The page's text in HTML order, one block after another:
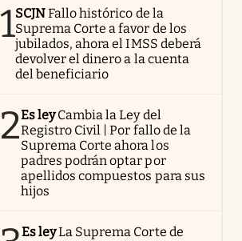
1SCJNFallo histórico de la
Suprema Corte a favor de los
jubilados, ahora el IMSS deberá
devolver el dinero a la cuenta
del beneficiario
2Es ley Cambia la Ley del
Registro Civil | Por fallo de la
Suprema Corte ahora los
padres podrán optar por
apellidos compuestos para sus
hijos
Es leyLa Suprema Corte de